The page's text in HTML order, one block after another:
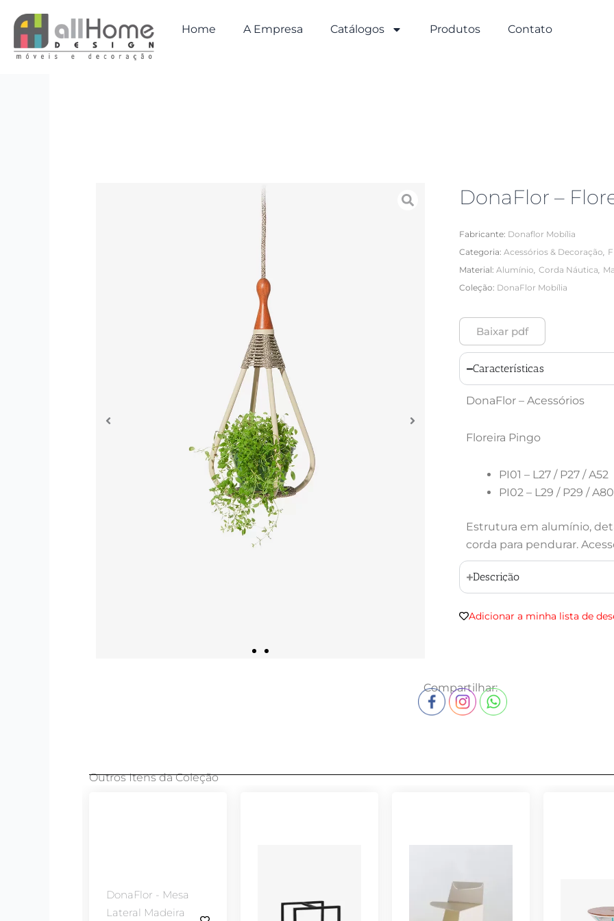
para
conteúdo
Home A Empresa Catálogos Produtos Contato
DonaFlor –
Fabricante: Donaflor Mobília
Categoria: Acessórios & Decoração,
Material: Alumínio, Corda Náutica,
Coleção: DonaFlor Mobília
Baixar pdf
Características
DonaFlor – Acessórios
Floreira Pingo
PI01 – L27 / P27 / A52
PI02 – L29 / P29 / A80
Estrutura em alumínio,
corda para pendurar.
Descrição
Adicionar a minha lista de
Compartilhar:
Outros Itens da Coleção
DonaFlor - Mesa
Lateral Madeira